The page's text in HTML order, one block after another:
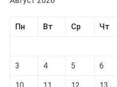
Пн Вт Ср Чт
3 4 5 6